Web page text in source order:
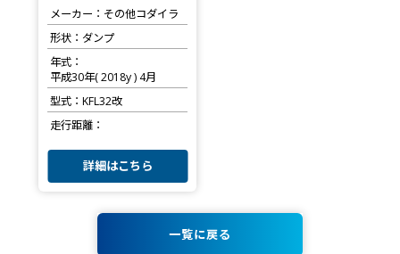
メーカー
その他コダイラ
形状
ダンプ
年式
平成30年( 2018y ) 4月
型式
KFL32改
走行距離
詳細はこちら
一覧に戻る